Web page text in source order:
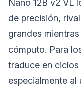
Nano 12B v2 VL
de precisión,
grandes
cómputo. Para
traduce en
especialmente